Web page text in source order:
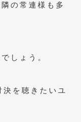
の常連様も多
しょう。
を聴きたいユ